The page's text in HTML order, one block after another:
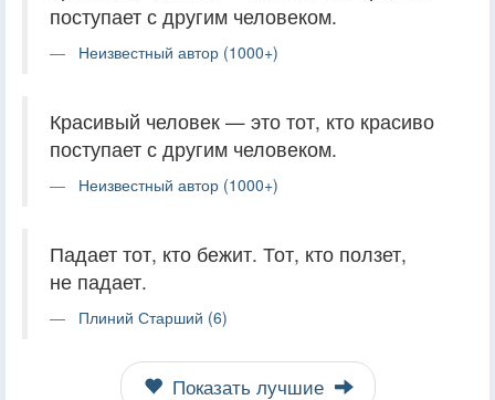
поступает с другим человеком.
Неизвестный автор (1000+)
Красивый человек — это тот, кто красиво
поступает с другим человеком.
Неизвестный автор (1000+)
Падает тот, кто бежит. Тот, кто ползет,
не падает.
Плиний Старший (6)
Показать лучшие